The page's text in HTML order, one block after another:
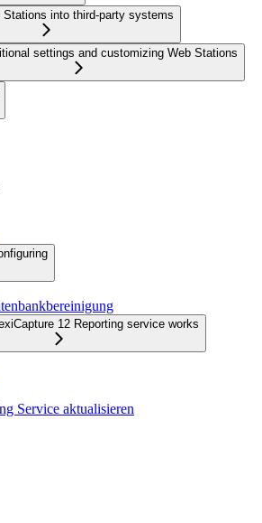
Stations into third-party systems
settings and customizing Web Stations
12 Reporting service works
Service aktualisieren